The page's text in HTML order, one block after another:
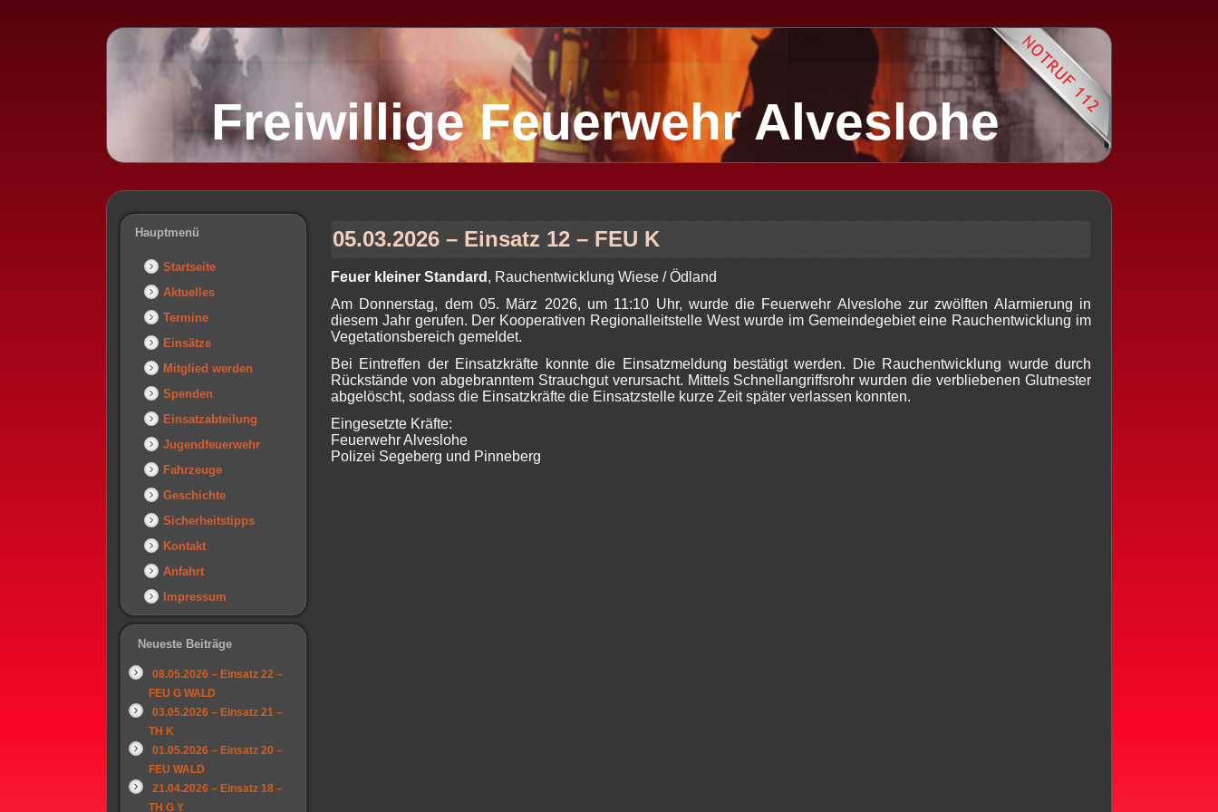
Freiwillige Feuerwehr Alveslohe
Hauptmenü
Startseite
Aktuelles
Termine
Einsätze
Mitglied werden
Spenden
Einsatzabteilung
Jugendfeuerwehr
Fahrzeuge
Geschichte
Sicherheitstipps
Kontakt
Anfahrt
Impressum
Neueste Beiträge
08.05.2026 – Einsatz 22 –
FEU G WALD
03.05.2026 – Einsatz 21 –
TH K
01.05.2026 – Einsatz 20 –
FEU WALD
21.04.2026 – Einsatz 18 –
TH G Y
05.03.2026 – Einsatz 12 – FEU K
Feuer kleiner Standard , Rauchentwicklung Wiese / Ödland
Am Donnerstag, dem 05. März 2026, um 11:10 Uhr, wurde die Feuerwehr Alveslohe zur zwölften Alarmierung in
diesem Jahr gerufen. Der Kooperativen Regionalleitstelle West wurde im Gemeindegebiet eine Rauchentwicklung im
Vegetationsbereich gemeldet.
Bei Eintreffen der Einsatzkräfte konnte die Einsatzmeldung bestätigt werden. Die Rauchentwicklung wurde durch
Rückstände von abgebranntem Strauchgut verursacht. Mittels Schnellangriffsrohr wurden die verbliebenen Glutnester
abgelöscht, sodass die Einsatzkräfte die Einsatzstelle kurze Zeit später verlassen konnten.
Eingesetzte Kräfte:
Feuerwehr Alveslohe
Polizei Segeberg und Pinneberg